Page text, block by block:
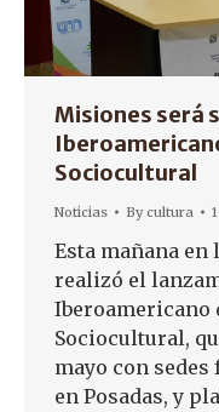
Misiones será
Sociocultural
Noticias Bycultura
Esta mañana en
realizó el
Iberoamericano
Sociocultural,
mayo con
en Posadas, y